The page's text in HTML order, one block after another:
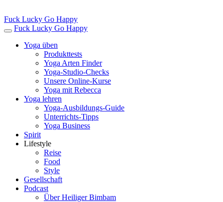
Fuck Lucky Go Happy
Fuck Lucky Go Happy
Yoga üben
Produkttests
Yoga Arten Finder
Yoga-Studio-Checks
Unsere Online-Kurse
Yoga mit Rebecca
Yoga lehren
Yoga-Ausbildungs-Guide
Unterrichts-Tipps
Yoga Business
Spirit
Lifestyle
Reise
Food
Style
Gesellschaft
Podcast
Über Heiliger Bimbam